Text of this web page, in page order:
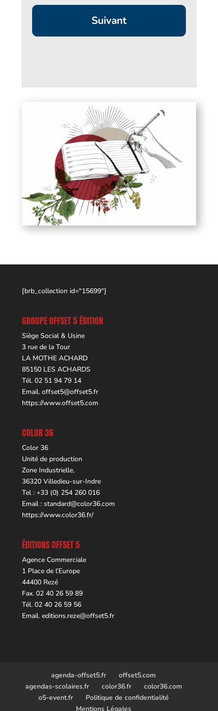
[brb_collection id="15699"]
GROUPE OFFSET 5 ÉDITION
Siège Social & Usine
3 rue de la Tour
LA MOTHE ACHARD
85150 LES ACHARDS
Tél. 02 51 94 79 14
Email. offset5@offset5.fr
https://www.offset5.com
COLOR 36
Color 36
Unité de production
Zone Industrielle,
36320 Villedieu-sur-Indre
Tel : +33 (0) 254 260 016
Email : standard@color36.com
https://www.color36.fr/
ÉDITIONS OFFSET 5
Agence Commerciale
1 Place de l’Europe
44400 Rezé
Fax. 02 40 26 59 89
Tél. 02 40 26 59 56
Email. editions.reze@offset5.fr
agenda-offset5.fr
offset5.com
agendas-scolaires.fr
color36.fr
color36.com
o5-event.fr
Politique de confidentialité
Mentions Légales